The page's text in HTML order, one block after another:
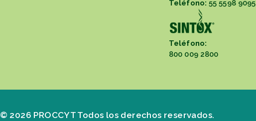
Teléfono: 55 5598 9095
Teléfono:
800 009 2800
© 2026 PROCCYT Todos los derechos reservados.